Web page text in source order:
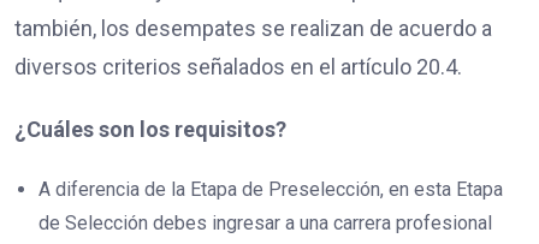
también, los desempates se realizan de acuerdo a
diversos criterios señalados en el artículo 20.4.
¿Cuáles son los requisitos?
A diferencia de la Etapa de Preselección, en esta Etapa
de Selección debes ingresar a una carrera profesional